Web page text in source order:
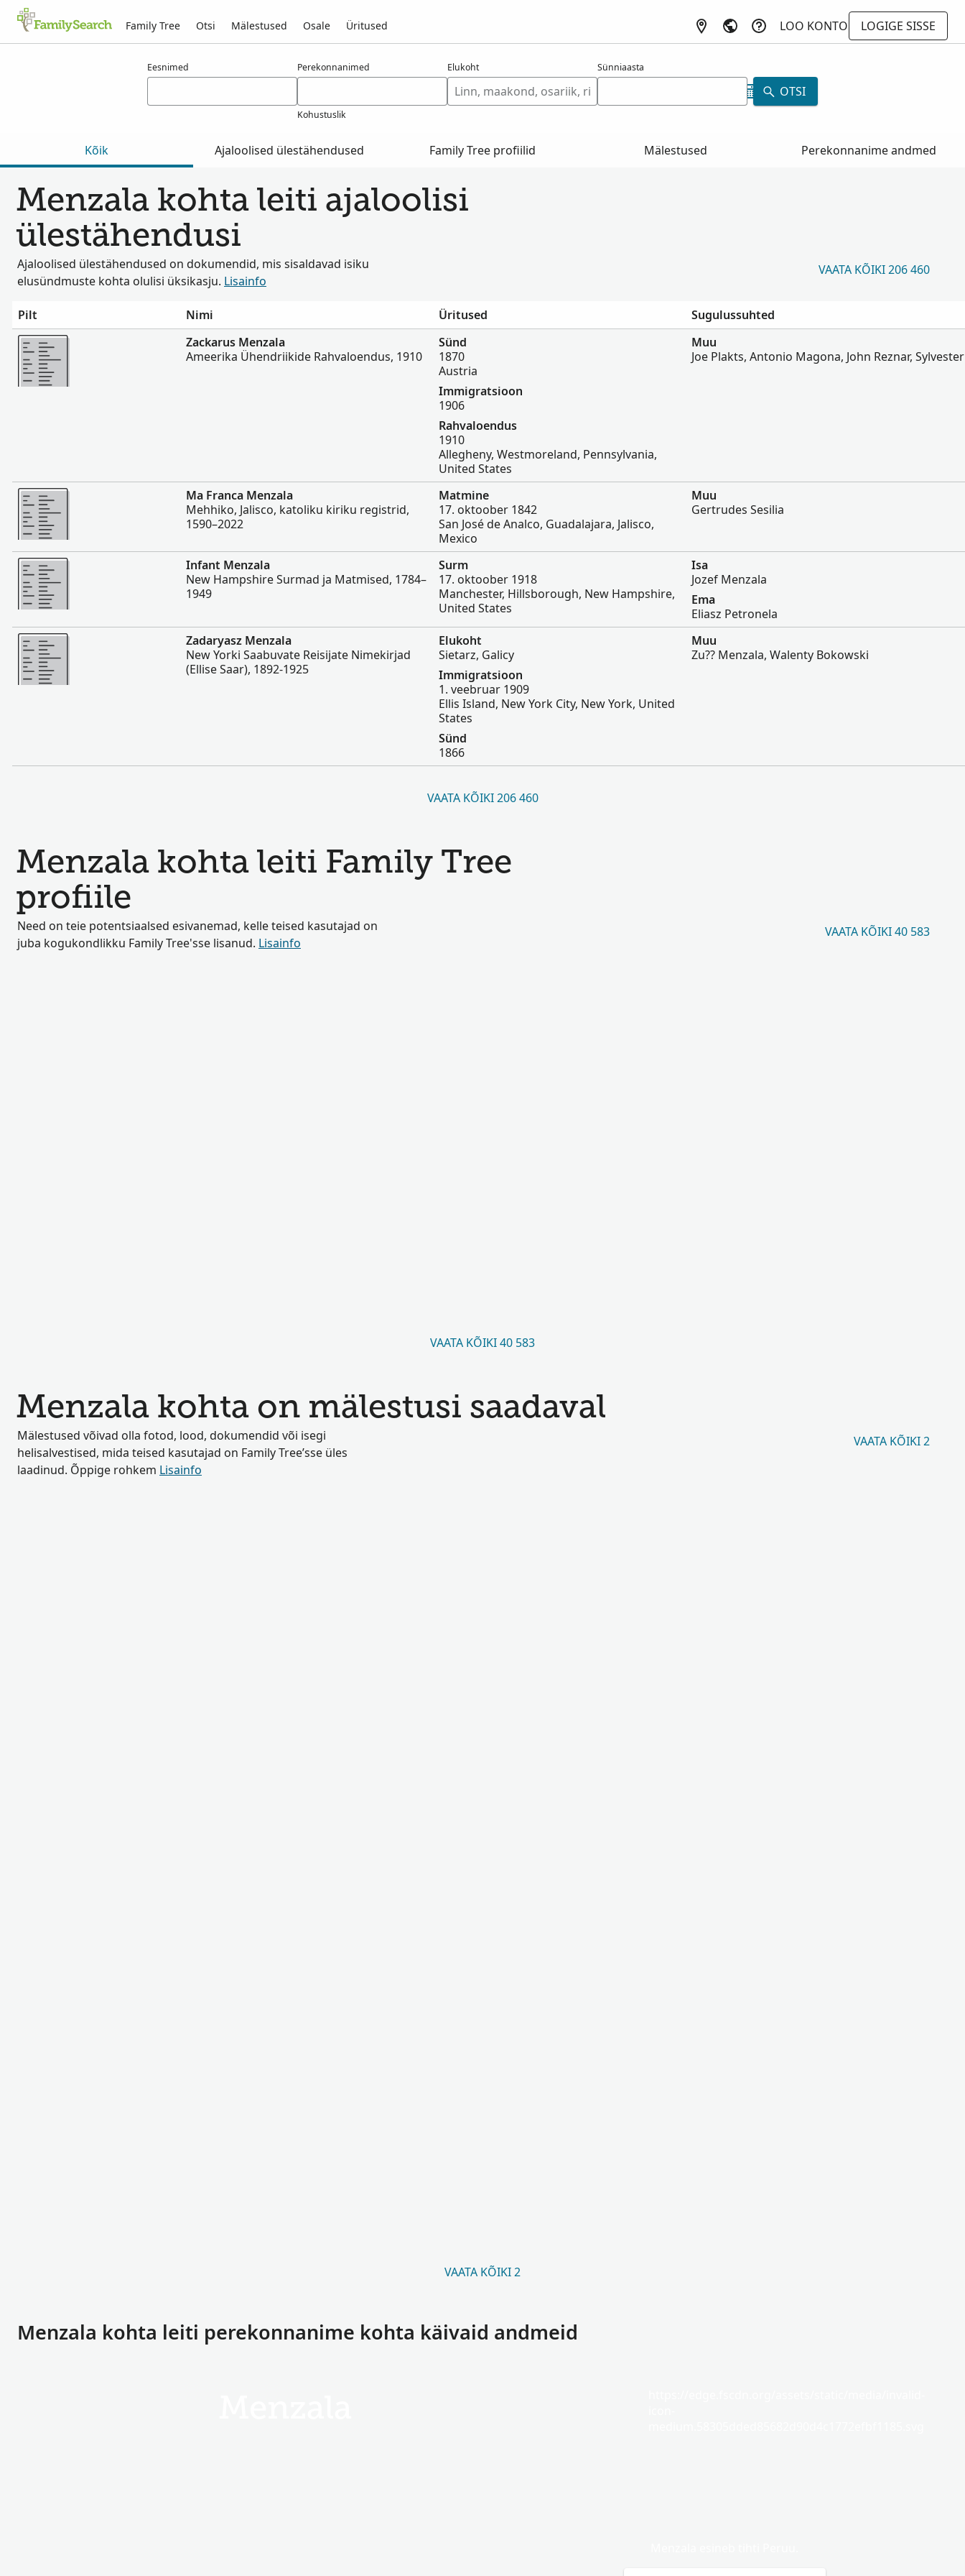
Family Tree Otsi Mälestused Osale Üritused LOO KONTO
LOGIGE SISSE
Eesnimed Perekonnanimed
Kohustuslik
Elukoht Sünniaasta
OTSI
Kõik Ajaloolised ülestähendused Family Tree profiilid Mälestused Perekonnanime andmed
Menzala kohta leiti ajaloolisi
ülestähendusi
Ajaloolised ülestähendused on dokumendid, mis sisaldavad isiku
elusündmuste kohta olulisi üksikasju. Lisainfo
VAATA KÕIKI 206 460
Pilt Nimi Üritused
Sugulussuhted
Rohkem
Zackarus Menzala
Ameerika Ühendriikide Rahvaloendus, 1910
Sünd
1870
Austria
Immigratsioon
1906
Rahvaloendus
1910
Allegheny, Westmoreland, Pennsylvania,
United States
Muu
Joe Plakts, Antonio Magona, John Reznar,
Rohkem
Ma Franca Menzala
Mehhiko, Jalisco, katoliku kiriku registrid,
1590–2022
Matmine
17. oktoober 1842
San José de Analco, Guadalajara, Jalisco,
Mexico
Muu
Gertrudes Sesilia
Rohkem
Infant Menzala
New Hampshire Surmad ja Matmised, 1784–
1949
Surm
17. oktoober 1918
Manchester, Hillsborough, New Hampshire,
United States
Isa
Jozef Menzala
Ema
Eliasz Petronela
Rohkem
Zadaryasz Menzala
New Yorki Saabuvate Reisijate Nimekirjad
(Ellise Saar), 1892-1925
Elukoht
Sietarz, Galicy
Immigratsioon
1. veebruar 1909
Ellis Island, New York City, New York, United
States
Sünd
1866
Muu
Zu?? Menzala, Walenty Bokowski
VAATA KÕIKI 206 460
Menzala kohta leiti Family Tree
profiile
Need on teie potentsiaalsed esivanemad, kelle teised kasutajad on
juba kogukondlikku Family Tree'sse lisanud. Lisainfo
VAATA KÕIKI 40 583
VAATA KÕIKI 40 583
Menzala kohta on mälestusi saadaval
Mälestused võivad olla fotod, lood, dokumendid või isegi
helisalvestised, mida teised kasutajad on Family Tree’sse üles
laadinud. Õppige rohkem Lisainfo
VAATA KÕIKI 2
VAATA KÕIKI 2
Menzala kohta leiti perekonnanime kohta käivaid andmeid